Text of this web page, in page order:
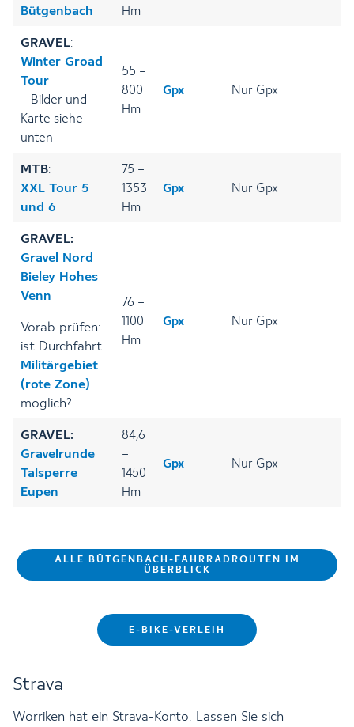
Bütgenbach
Hm
GRAVEL:
Winter Groad
Tour
– Bilder und
Karte siehe
unten
55 –
800
Hm
Gpx Nur Gpx
MTB:
XXL Tour 5
und 6
75 –
1353
Hm
Gpx Nur Gpx
GRAVEL:
Gravel Nord
Bieley Hohes
Venn
Vorab prüfen:
ist Durchfahrt
Militärgebiet
(rote Zone)
möglich?
76 –
1100
Hm
Gpx Nur Gpx
GRAVEL:
Gravelrunde
Talsperre
Eupen
84,6
–
1450
Hm
Gpx Nur Gpx
ALLE BÜTGENBACH-FAHRRADROUTEN IM
ÜBERBLICK
E-BIKE-VERLEIH
Strava
Worriken hat ein Strava-Konto. Lassen Sie sich